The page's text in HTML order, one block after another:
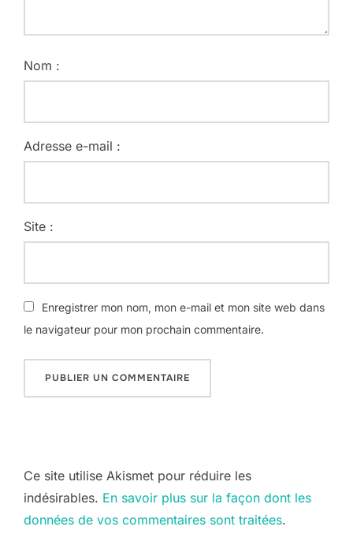
Nom :
Adresse e-mail :
Site :
Enregistrer mon nom, mon e-mail et mon site web dans
le navigateur pour mon prochain commentaire.
Ce site utilise Akismet pour réduire les
indésirables. En savoir plus sur la façon dont les
données de vos commentaires sont traitées.